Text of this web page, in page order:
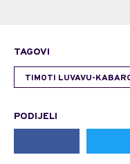
TAGOVI
TIMOTI LUVAVU-
PODIJELI